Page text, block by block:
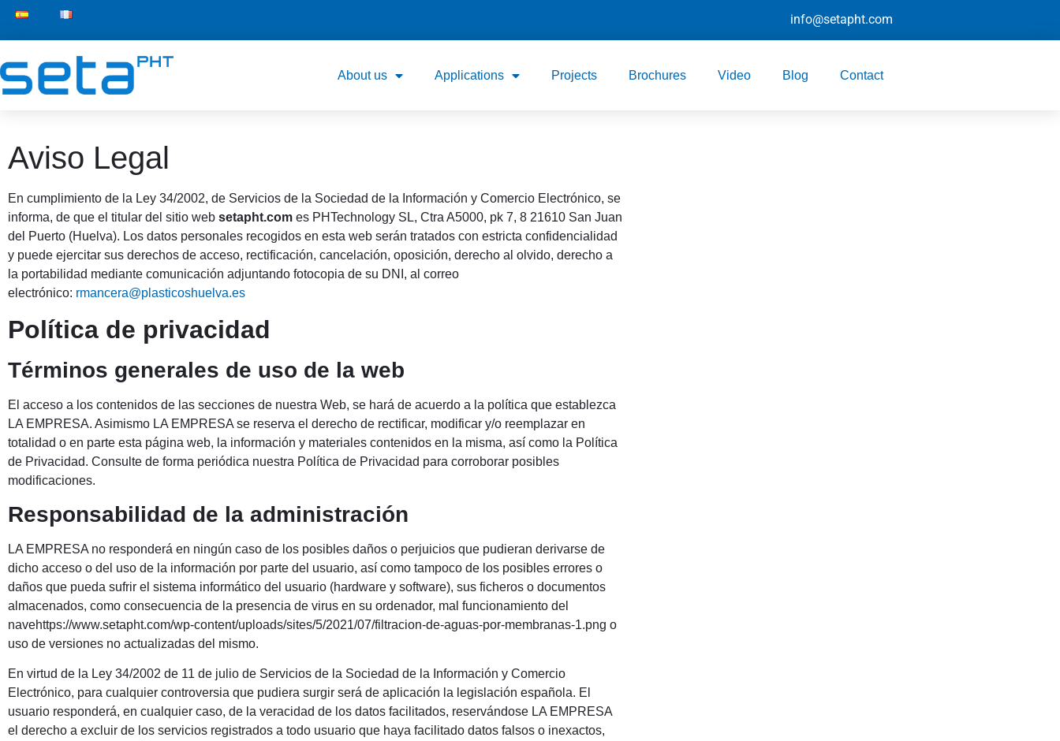
info@setapht.com
About us Applications Projects Brochures Video Blog Contact
Aviso Legal
En cumplimiento de la Ley 34/2002, de Servicios de la Sociedad de la Información y Comercio Electrónico, se
informa, de que el titular del sitio web setapht.com es PHTechnology SL, Ctra A5000, pk 7, 8 21610 San Juan
del Puerto (Huelva). Los datos personales recogidos en esta web serán tratados con estricta confidencialidad
y puede ejercitar sus derechos de acceso, rectificación, cancelación, oposición, derecho al olvido, derecho a
la portabilidad mediante comunicación adjuntando fotocopia de su DNI, al correo
electrónico: rmancera@plasticoshuelva.es
Política de privacidad
Términos generales de uso de la web
El acceso a los contenidos de las secciones de nuestra Web, se hará de acuerdo a la política que establezca
LA EMPRESA. Asimismo LA EMPRESA se reserva el derecho de rectificar, modificar y/o reemplazar en
totalidad o en parte esta página web, la información y materiales contenidos en la misma, así como la Política
de Privacidad. Consulte de forma periódica nuestra Política de Privacidad para corroborar posibles
modificaciones.
Responsabilidad de la administración
LA EMPRESA no responderá en ningún caso de los posibles daños o perjuicios que pudieran derivarse de
dicho acceso o del uso de la información por parte del usuario, así como tampoco de los posibles errores o
daños que pueda sufrir el sistema informático del usuario (hardware y software), sus ficheros o documentos
almacenados, como consecuencia de la presencia de virus en su ordenador, mal funcionamiento del
navehttps://www.setapht.com/wp-content/uploads/sites/5/2021/07/filtracion-de-aguas-por-membranas-1.png o
uso de versiones no actualizadas del mismo.
En virtud de la Ley 34/2002 de 11 de julio de Servicios de la Sociedad de la Información y Comercio
Electrónico, para cualquier controversia que pudiera surgir será de aplicación la legislación española. El
usuario responderá, en cualquier caso, de la veracidad de los datos facilitados, reservándose LA EMPRESA
el derecho a excluir de los servicios registrados a todo usuario que haya facilitado datos falsos o inexactos,